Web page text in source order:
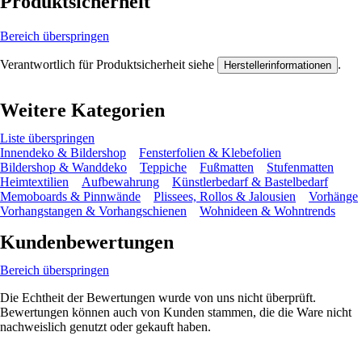
Bereich überspringen
Verantwortlich für Produktsicherheit siehe Herstellerinformationen .
Weitere Kategorien
Liste überspringen
Innendeko & Bildershop
Fensterfolien & Klebefolien
Bildershop & Wanddeko
Teppiche Fußmatten
Stufenmatten
Heimtextilien
Aufbewahrung
Künstlerbedarf & Bastelbedarf
Memoboards & Pinnwände
Plissees, Rollos & Jalousien
Vorhänge
Vorhangstangen & Vorhangschienen
Wohnideen & Wohntrends
Kundenbewertungen
Bereich überspringen
Die Echtheit der Bewertungen wurde von uns nicht überprüft.
Bewertungen können auch von Kunden stammen, die die Ware nicht
nachweislich genutzt oder gekauft haben.